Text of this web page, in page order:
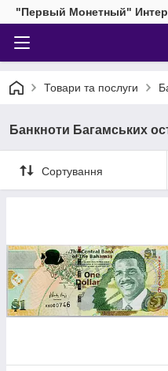
"Первый Монетный"
Товари та послуги
Банкноти Багамських
Сортування